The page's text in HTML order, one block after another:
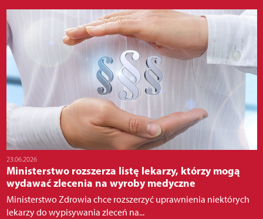
23.06.2026
Ministerstwo rozszerza listę lekarzy, którzy mogą
wydawać zlecenia na wyroby medyczne
Ministerstwo Zdrowia chce rozszerzyć uprawnienia niektórych
lekarzy do wypisywania zleceń na...